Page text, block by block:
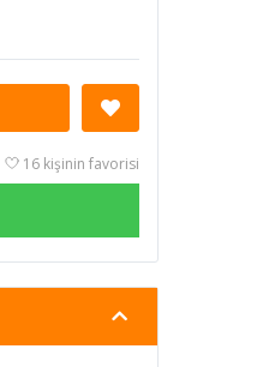
16 kişinin favorisi